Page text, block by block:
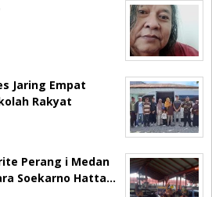
Jaring Empat
Rakyat
Perang i Medan
Soekarno Hatta…